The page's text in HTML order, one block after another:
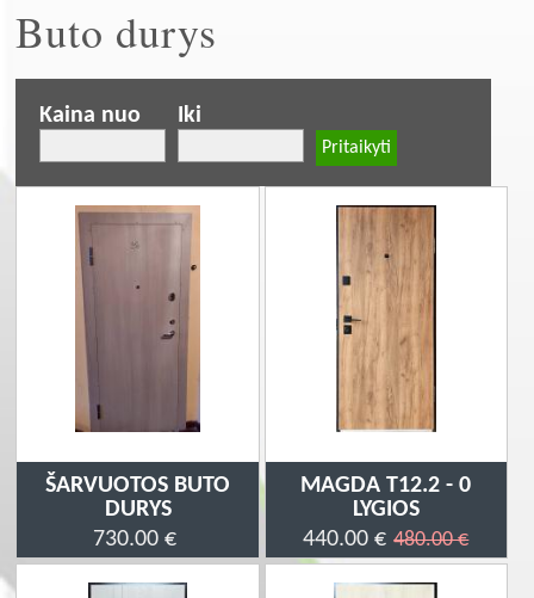
Buto durys
Kaina nuo Iki
ŠARVUOTOS BUTO
DURYS
730.00 €
MAGDA T12.2 - 0
LYGIOS
440.00 € 480.00 €